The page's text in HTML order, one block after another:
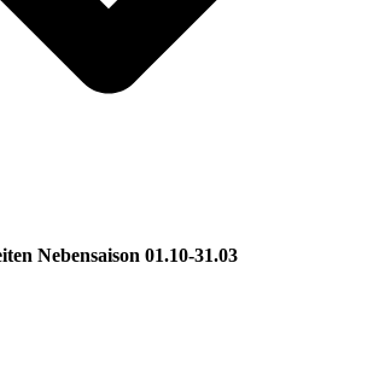
Nebensaison 01.10-31.03